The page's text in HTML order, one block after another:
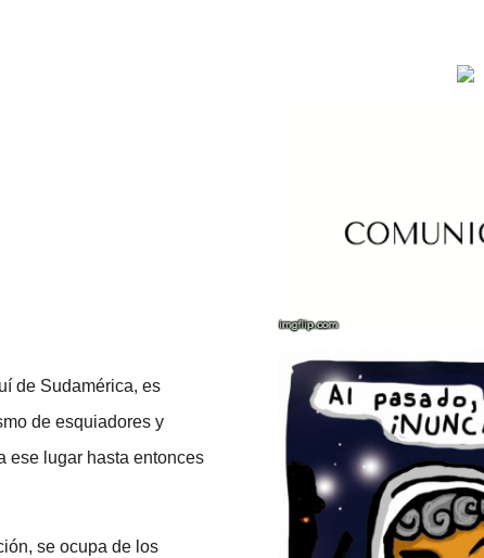
de Sudamérica, es
de esquiadores y
ese lugar hasta entonces
se ocupa de los